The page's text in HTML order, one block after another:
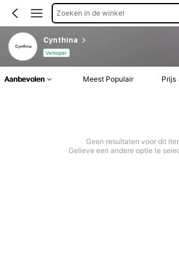
Zoeken in de winkel
Cynthina
Verkoper
Aanbevolen Meest Populair Prijs
Geen resultaten voor dit
Gelieve een andere optie te